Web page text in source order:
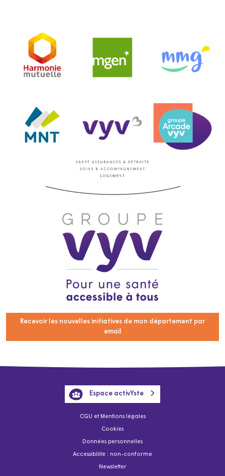
Recevoir les nouvelles initiatives de mon département par
email
CGU et Mentions légales
Cookies
Données personnelles
Accessibilité : non-conforme
Newsletter
Espace activYste